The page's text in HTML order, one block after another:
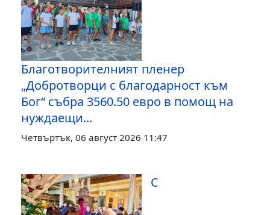
Благотворителният пленер
„Добротворци с благодарност към
Бог“ събра 3560.50 евро в помощ на
нуждаещи...
Четвъртък, 06 август 2026 11:47
С